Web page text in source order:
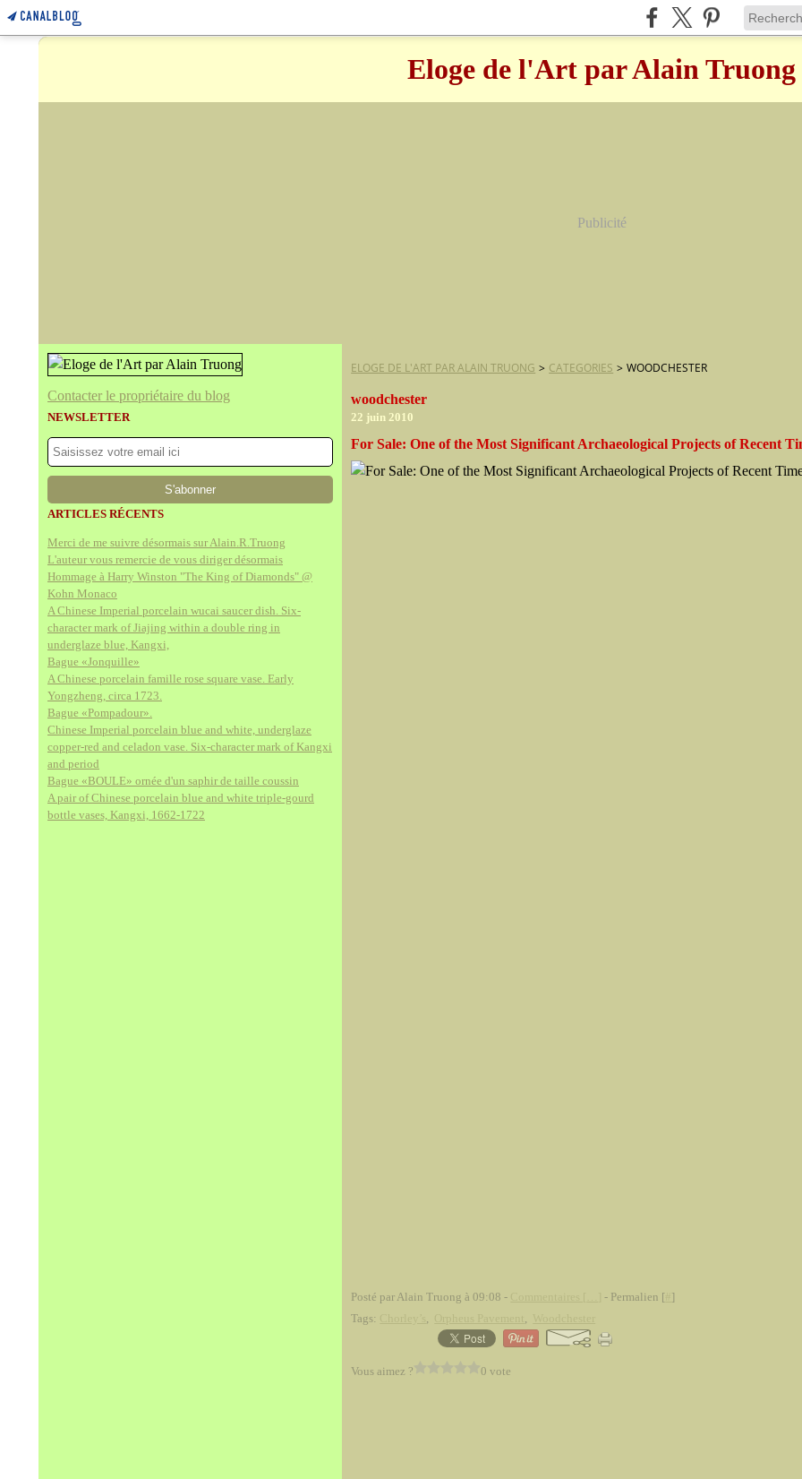
Eloge de l'Art par Alain Truong
Publicité
Contacter le propriétaire du blog
NEWSLETTER
ARTICLES RÉCENTS
Merci de me suivre désormais sur Alain.R.Truong
L'auteur vous remercie de vous diriger désormais
Hommage à Harry Winston "The King of Diamonds" @
Kohn Monaco
A Chinese Imperial porcelain wucai saucer dish. Six-
character mark of Jiajing within a double ring in
underglaze blue, Kangxi,
Bague «Jonquille»
A Chinese porcelain famille rose square vase. Early
Yongzheng, circa 1723.
Bague «Pompadour».
Chinese Imperial porcelain blue and white, underglaze
copper-red and celadon vase. Six-character mark of Kangxi
and period
Bague «BOULE» ornée d'un saphir de taille coussin
A pair of Chinese porcelain blue and white triple-gourd
bottle vases, Kangxi, 1662-1722
ELOGE DE L'ART PAR ALAIN TRUONG > CATEGORIES > WOODCHESTER
woodchester
22 juin 2010
For Sale: One of the Most Significant Archaeological Projects of Recent
Posté par Alain Truong à 09:08 - - Permalien [ ]
Tags:
, ,
Vous aimez ? 0 vote